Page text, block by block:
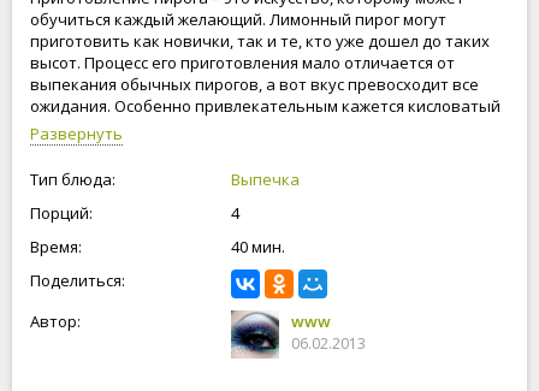
обучиться каждый желающий. Лимонный пирог могут
приготовить как новички, так и те, кто уже дошел до таких
высот. Процесс его приготовления мало отличается от
выпекания обычных пирогов, а вот вкус превосходит все
ожидания. Особенно привлекательным кажется кисловатый
лимонный пирог в летнюю жару, так как лимон прекрасно
удаляет жажду. Готовьте вместе с нами и не прогадаете.
Приятного аппетита.
Развернуть
Тип блюда:
Выпечка
Порций:
4
Время:
40 мин.
Поделиться:
Автор:
www
06.02.2013